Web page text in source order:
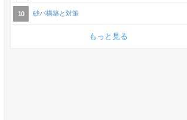
砂パ構築と対策
もっと見る